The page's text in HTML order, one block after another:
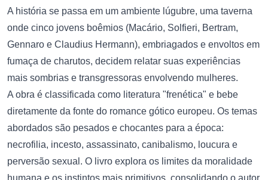
A história se passa em um ambiente lúgubre, uma taverna
onde cinco jovens boêmios (Macário, Solfieri, Bertram,
Gennaro e Claudius Hermann), embriagados e envoltos em
fumaça de charutos, decidem relatar suas experiências
mais sombrias e transgressoras envolvendo mulheres.
A obra é classificada como literatura "frenética" e bebe
diretamente da fonte do romance gótico europeu. Os temas
abordados são pesados e chocantes para a época:
necrofilia, incesto, assassinato, canibalismo, loucura e
perversão sexual. O livro explora os limites da moralidade
humana e os instintos mais primitivos, consolidando o autor